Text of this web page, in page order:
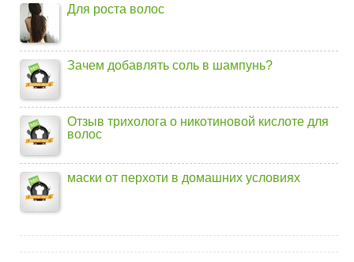
Для роста волос
Зачем добавлять соль в шампунь?
Отзыв трихолога о никотиновой кислоте для
волос
маски от перхоти в домашних условиях